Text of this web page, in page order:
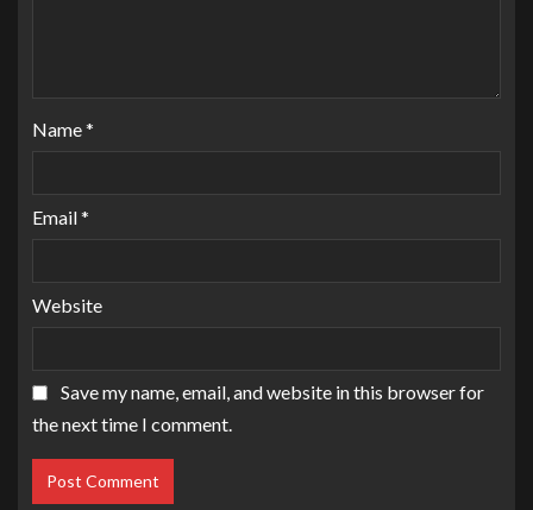
Name*
Email*
Website
Save my name, email, and website in this browser for
the next time I comment.